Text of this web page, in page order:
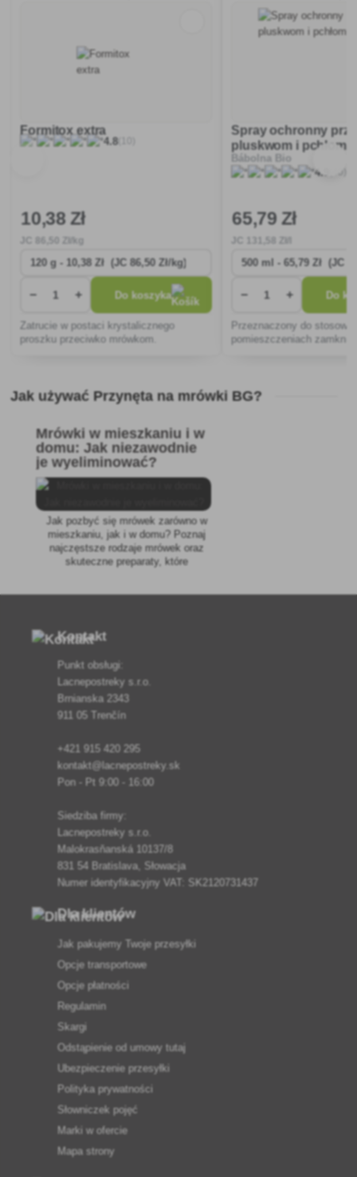
Formitox extra
4.8(10)
10,38 Zł
,50 Zł/kg
− + Do koszyka
Zatrucie w postaci krystalicznego
proszku przeciwko mrówkom.
Spray ochronny
pluskwom i pchłom
Bábolna Bio
4.9
(40)
65,79 Zł
− + Do
Przeznaczony do
pomieszczeniach
skuteczność. Prod
Jak używać Przynęta na mrówki BG?
Mrówki w mieszkaniu i w
domu: Jak niezawodnie
je wyeliminować?
Jak pozbyć się mrówek zarówno w
mieszkaniu, jak i w domu? Poznaj
najczęstsze rodzaje mrówek oraz
skuteczne preparaty, które
Kontakt
Punkt obsługi:
Lacnepostreky s.r.o.
Brnianska 2343
911 05 Trenčín
+421 915 420 295
kontakt@lacnepostreky.sk
Pon - Pt 9:00 - 16:00
Siedziba firmy:
Lacnepostreky s.r.o.
Malokrasňanská 10137/8
831 54 Bratislava, Słowacja
Numer identyfikacyjny VAT: SK2120731437
Dla klientów
Jak pakujemy Twoje przesyłki
Opcje transportowe
Opcje płatności
Regulamin
Skargi
Odstąpienie od umowy tutaj
Ubezpieczenie przesyłki
Polityka prywatności
Słowniczek pojęć
Marki w ofercie
Mapa strony